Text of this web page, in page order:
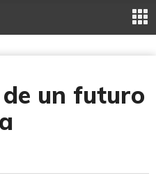
un futuro